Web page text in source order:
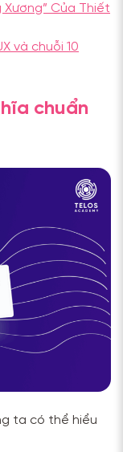
Xương” Của Thiết
và chuỗi 10
chuẩn
ta có thể hiểu